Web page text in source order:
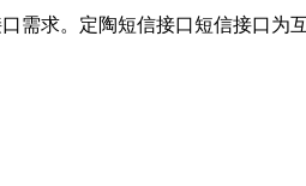
需求。定陶短信接口短信接口